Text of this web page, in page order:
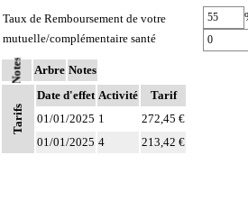
Taux de Remboursement de votre
mutuelle/complémentaire santé
Notes Arbre Notes
Tarifs
Date d'effet Activité
Tarif
01/01/2025 1
272,45 €
01/01/2025 4 213,42 €